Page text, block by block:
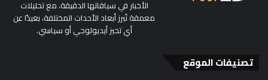
الأخبار في سياقاتها الدقيقة، مع تحليلات
معمقة تُبرز أبعاد الأحداث المختلفة، بعيدًا عن
أي تحيز أيديولوجي أو سياسي.
تصنيفات الموقع